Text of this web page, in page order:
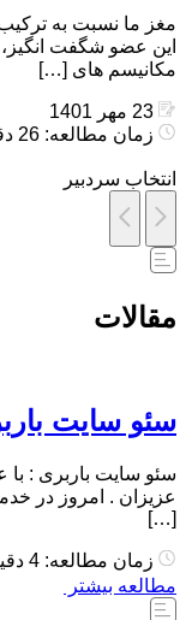
مغز ما نسبت به
این عضو شگفت
مکانیسم های […]
زمان مطالعه: 26 دقیقه
انتخاب سردبیر
مقالات
سئو سایت
سئو سایت باربری :
عزیزان . امروز در
[…]
زمان مطالعه: 4 دقیقه
مطالعه بیشتر